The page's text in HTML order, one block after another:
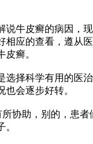
皮癣的病因，
应的查看，遵从
癣。
科学有用的医
会逐步好转。
助，别的，患